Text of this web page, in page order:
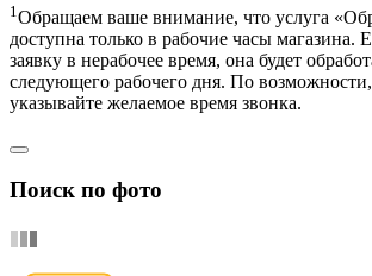
1 Обращаем ваше внимание, что услуга
доступна только в рабочие часы магазина.
заявку в нерабочее время, она будет
следующего рабочего дня. По
указывайте желаемое время звонка.
Поиск по фото